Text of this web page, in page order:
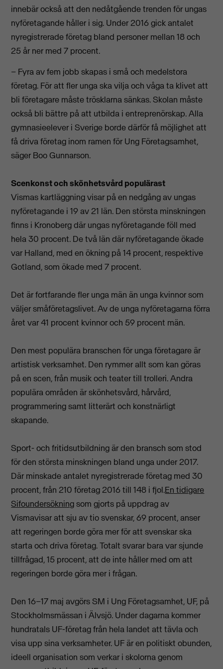
innebär också att den nedåtgående trenden för ungas
nyföretagande håller i sig. Under 2016 gick antalet
nyregistrerade företag bland personer mellan 18 och
25 år ner med 7 procent.
– Fyra av fem jobb skapas i små och medelstora
företag. För att fler unga ska vilja och våga ta klivet att
bli företagare måste trösklarna sänkas. Skolan måste
också bli bättre på att utbilda i entreprenörskap. Alla
gymnasieelever i Sverige borde därför få möjlighet att
få driva företag inom ramen för Ung Företagsamhet,
säger Boo Gunnarson.
Scenkonst och skönhetsvård populärast
Vismas kartläggning visar på en nedgång av ungas
nyföretagande i 19 av 21 län. Den största minskningen
finns i Kronoberg där ungas nyföretagande föll med
hela 30 procent. De två län där nyföretagande ökade
var Halland, med en ökning på 14 procent, respektive
Gotland, som ökade med 7 procent.
Det är fortfarande fler unga män än unga kvinnor som
väljer småföretagslivet. Av de unga nyföretagarna förra
året var 41 procent kvinnor och 59 procent män.
Den mest populära branschen för unga företagare är
artistisk verksamhet. Den rymmer allt som kan göras
på en scen, från musik och teater till trolleri. Andra
populära områden är skönhetsvård, hårvård,
programmering samt litterärt och konstnärligt
skapande.
Sport- och fritidsutbildning är den bransch som stod
för den största minskningen bland unga under 2017.
Där minskade antalet nyregistrerade företag med 30
procent, från 210 företag 2016 till 148 i fjol.En tidigare
Sifoundersökningsom gjorts på uppdrag av
Vismavisar att sju av tio svenskar, 69 procent, anser
att regeringen borde göra mer för att svenskar ska
starta och driva företag. Totalt svarar bara var sjunde
tillfrågad, 15 procent, att de inte håller med om att
regeringen borde göra mer i frågan.
Den 16–17 maj avgörs SM i Ung Företagsamhet, UF, på
Stockholmsmässan i Älvsjö. Under dagarna kommer
hundratals UF-företag från hela landet att tävla och
visa upp sina verksamheter. UF är en politiskt obunden,
ideell organisation som verkar i skolorna genom